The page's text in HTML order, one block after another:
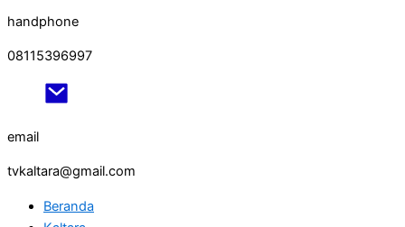
handphone
08115396997
email
tvkaltara@gmail.com
Beranda